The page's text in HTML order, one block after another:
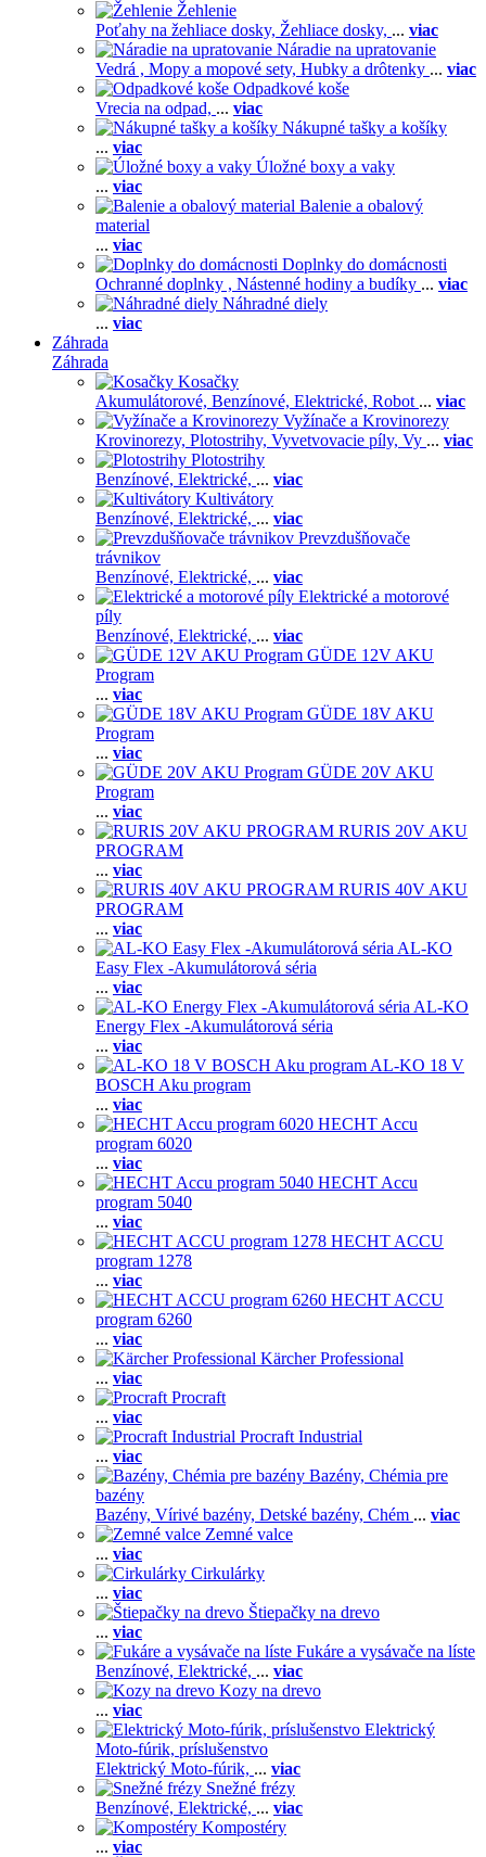
Žehlenie
Poťahy na žehliace dosky, Žehliace dosky, ... viac
Náradie na upratovanie
Vedrá , Mopy a mopové sety, Hubky a drôtenky ... viac
Odpadkové koše
Vrecia na odpad, ... viac
Nákupné tašky a košíky
... viac
Úložné boxy a vaky
... viac
Balenie a obalový
material
... viac
Doplnky do domácnosti
Ochranné doplnky , Nástenné hodiny a budíky ... viac
Náhradné diely
... viac
Záhrada
Záhrada
Kosačky
Akumulátorové, Benzínové, Elektrické, Robot ... viac
Vyžínače a Krovinorezy
Krovinorezy, Plotostrihy, Vyvetvovacie píly, Vy ... viac
Plotostrihy
Benzínové, Elektrické, ... viac
Kultivátory
Benzínové, Elektrické, ... viac
Prevzdušňovače
trávnikov
Benzínové, Elektrické, ... viac
Elektrické a motorové
píly
Benzínové, Elektrické, ... viac
GÜDE 12V AKU
Program
... viac
GÜDE 18V AKU
Program
... viac
GÜDE 20V AKU
Program
... viac
RURIS 20V AKU
PROGRAM
... viac
RURIS 40V AKU
PROGRAM
... viac
AL-KO
Easy Flex -Akumulátorová séria
... viac
AL-KO
Energy Flex -Akumulátorová séria
... viac
AL-KO 18 V
BOSCH Aku program
... viac
HECHT Accu
program 6020
... viac
HECHT Accu
program 5040
... viac
HECHT ACCU
program 1278
... viac
HECHT ACCU
program 6260
... viac
Kärcher Professional
... viac
Procraft
... viac
Procraft Industrial
... viac
Bazény, Chémia pre
bazény
Bazény, Vírivé bazény, Detské bazény, Chém ... viac
Zemné valce
... viac
Cirkulárky
... viac
Štiepačky na drevo
... viac
Fukáre a vysávače na líste
Benzínové, Elektrické, ... viac
Kozy na drevo
... viac
Elektrický
Moto-fúrik, príslušenstvo
Elektrický Moto-fúrik, ... viac
Snežné frézy
Benzínové, Elektrické, ... viac
Kompostéry
... viac